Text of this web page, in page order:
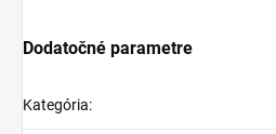
Dodatočné parametre
Kategória: